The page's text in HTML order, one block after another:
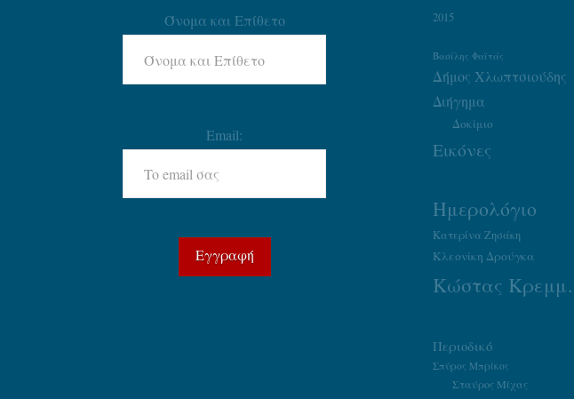
Όνομα και Επίθετο
Email:
2015
Βασίλης Φαϊτάς
Δήμος Χλωπτσιούδης
Διήγημα
Δοκίμιο
Εικόνες
Ημερολόγιο
Κατερίνα Ζησάκη
Κλεονίκη Δρούγκα
Περιοδικό
Σπύρος Μπρίκος
Σταύρος Μίχας